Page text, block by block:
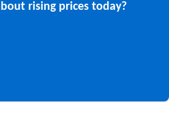
rising prices today?